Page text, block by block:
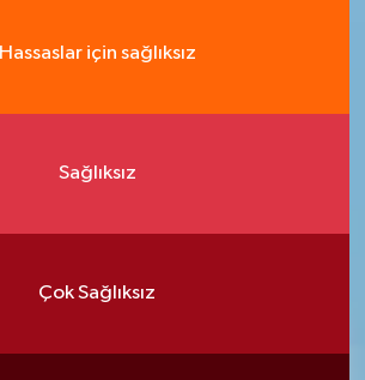
Hassaslar için sağlıksız
Sağlıksız
Çok Sağlıksız